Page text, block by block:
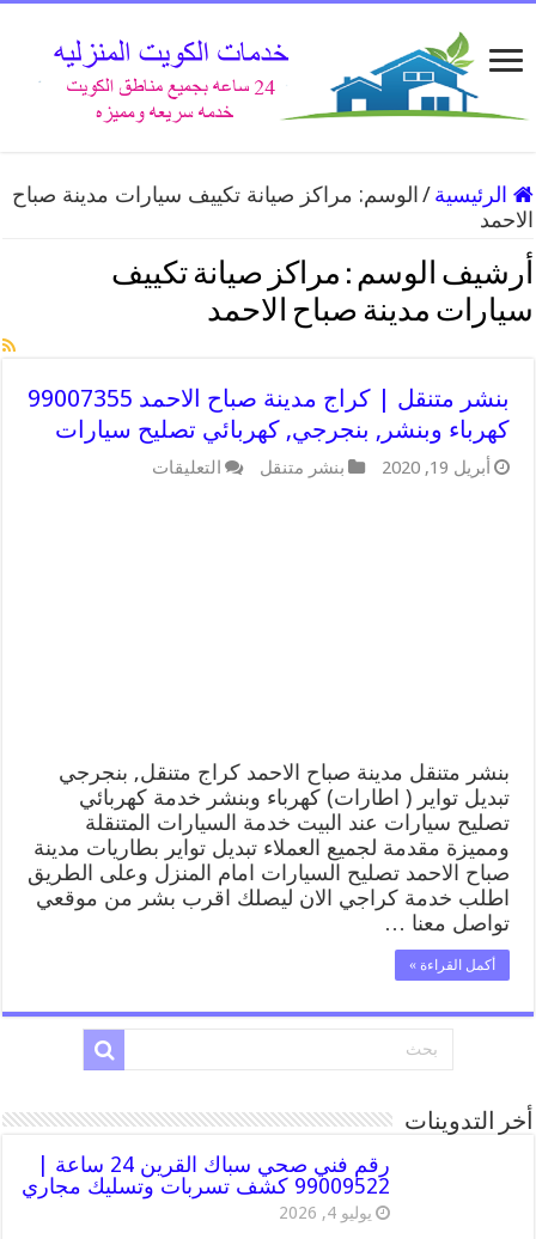
الرئيسية / الوسم: مراكز صيانة تكييف سيارات مدينة صباح
الاحمد
أرشيف الوسم : مراكز صيانة تكييف
سيارات مدينة صباح الاحمد
بنشر متنقل | كراج مدينة صباح الاحمد 99007355
كهرباء وبنشر, بنجرجي, كهربائي تصليح سيارات
أبريل 19, 2020 بنشر متنقل التعليقات
سيارات
مغلقة
بنشر متنقل مدينة صباح الاحمد كراج متنقل, بنجرجي
تبديل تواير ( اطارات) كهرباء وبنشر خدمة كهربائي
تصليح سيارات عند البيت خدمة السيارات المتنقلة
ومميزة مقدمة لجميع العملاء تبديل تواير بطاريات مدينة
صباح الاحمد تصليح السيارات امام المنزل وعلى الطريق
اطلب خدمة كراجي الان ليصلك اقرب بشر من موقعي
تواصل معنا …
أكمل القراءة »
أخر التدوينات
رقم فني صحي سباك القرين 24 ساعة |
99009522 كشف تسربات وتسليك مجاري
يوليو 4, 2026